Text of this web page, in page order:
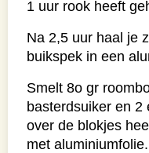
1 uur rook heeft
Na 2,5 uur haal je
buikspek in een
Smelt 8o gr
basterdsuiker en 2
over de blokjes
met aluminiumfolie.